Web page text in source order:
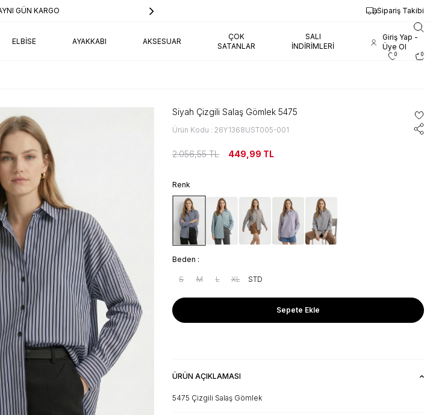
Sipariş Takibi
ELBISE AYAKKABI AKSESUAR
ÇOK
SATANLAR
SALI
İNDIRIMLERI
Giriş Yap -
Üye Ol
0 0
Siyah Çizgili Salaş Gömlek 5475
Ürün Kodu : 26Y1368UST005-001
2.056,55TL 449,99 TL
Renk
Beden :
S M L XL STD
Sepete Ekle
ÜRÜN AÇIKLAMASI
5475 Çizgili Salaş Gömlek